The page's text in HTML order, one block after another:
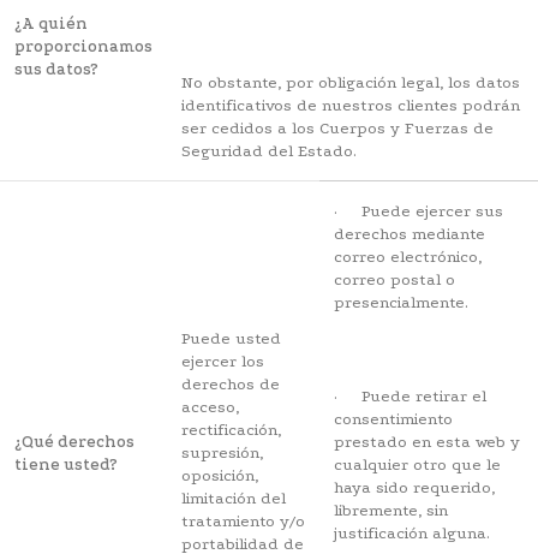
¿A quién
proporcionamos
sus datos?
No obstante, por obligación legal, los datos
identificativos de nuestros clientes podrán
ser cedidos a los Cuerpos y Fuerzas de
Seguridad del Estado.
¿Qué derechos
tiene usted?
Puede usted
ejercer los
derechos de
acceso,
rectificación,
supresión,
oposición,
limitación del
tratamiento y/o
portabilidad de
· Puede ejercer sus
derechos mediante
correo electrónico,
correo postal o
presencialmente.
· Puede retirar el
consentimiento
prestado en esta web y
cualquier otro que le
haya sido requerido,
libremente, sin
justificación alguna.